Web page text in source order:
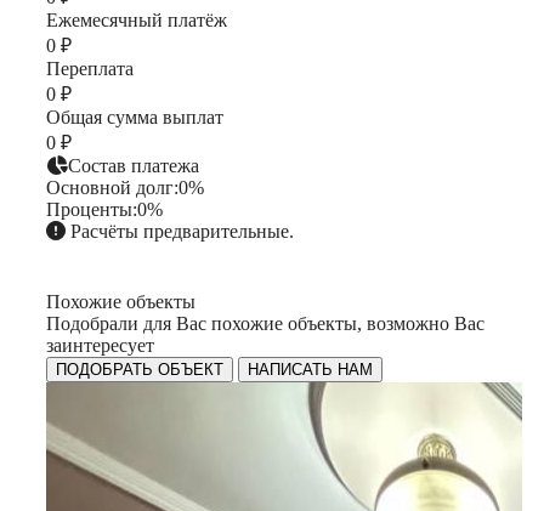
Ежемесячный платёж
0 ₽
Переплата
0 ₽
Общая сумма выплат
0 ₽
Состав платежа
Основной долг:0%
Проценты:0%
Расчёты предварительные.
Похожие объекты
Подобрали для Вас похожие объекты, возможно Вас
заинтересует
ПОДОБРАТЬ ОБЪЕКТ НАПИСАТЬ НАМ